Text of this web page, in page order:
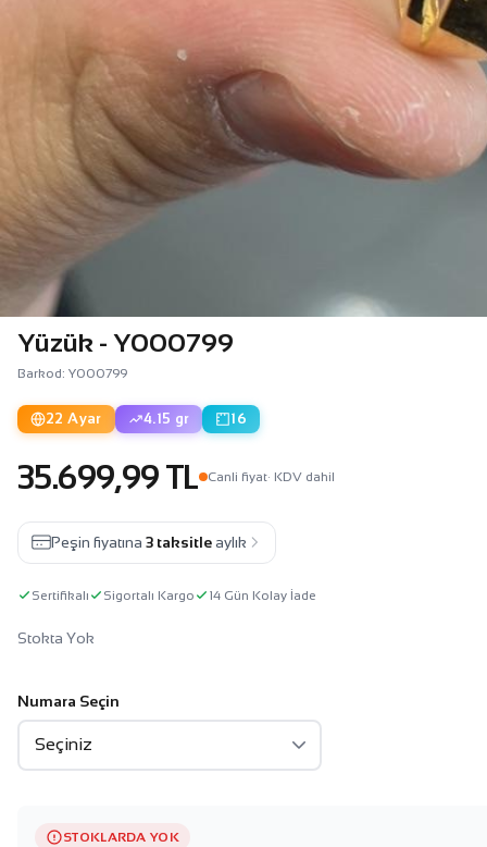
Yüzük - Y000799
Barkod: Y000799
22 Ayar 4.15 gr 16
35.699,99 TL Canli fiyat· KDV dahil
Peşin fiyatına 3 taksitle aylık
Sertifikalı Sigortalı Kargo 14 Gün Kolay İade
Stokta Yok
Numara Seçin
STOKLARDA YOK